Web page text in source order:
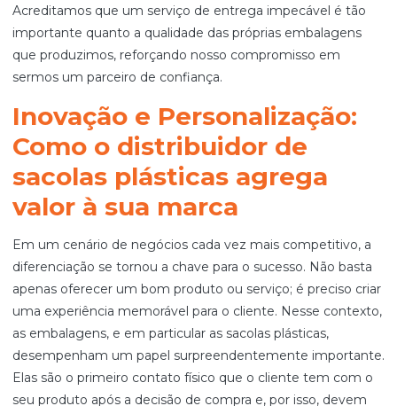
Acreditamos que um serviço de entrega impecável é tão
importante quanto a qualidade das próprias embalagens
que produzimos, reforçando nosso compromisso em
sermos um parceiro de confiança.
Inovação e Personalização:
Como o distribuidor de
sacolas plásticas agrega
valor à sua marca
Em um cenário de negócios cada vez mais competitivo, a
diferenciação se tornou a chave para o sucesso. Não basta
apenas oferecer um bom produto ou serviço; é preciso criar
uma experiência memorável para o cliente. Nesse contexto,
as embalagens, e em particular as sacolas plásticas,
desempenham um papel surpreendentemente importante.
Elas são o primeiro contato físico que o cliente tem com o
seu produto após a decisão de compra e, por isso, devem